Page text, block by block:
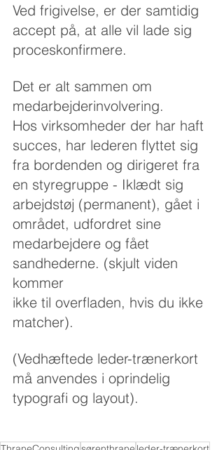
Ved frigivelse, er der samtidig
accept på, at alle vil lade sig
proceskonfirmere.
Det er alt sammen om
medarbejderinvolvering.
Hos virksomheder der har haft
succes, har lederen flyttet sig
fra bordenden og dirigeret fra
en styregruppe - Iklædt sig
arbejdstøj (permanent), gået i
området, udfordret sine
medarbejdere og fået
sandhederne. (skjult viden
kommer
ikke til overfladen, hvis du ikke
matcher).
(Vedhæftede leder-trænerkort
må anvendes i oprindelig
typografi og layout).